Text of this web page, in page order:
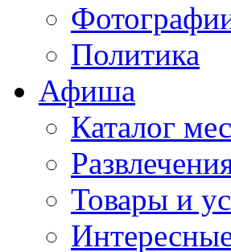
Политика
Афиша
Каталог
Товары и